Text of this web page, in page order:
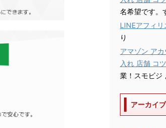
名希望です。
LINEアフィ
り
アマゾン ア
入れ 店舗 コ
業！スモビジ
アーカイブ